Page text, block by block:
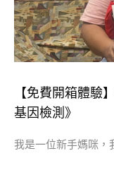
【免費開箱體驗
基因檢測》
我是一位新手媽咪，